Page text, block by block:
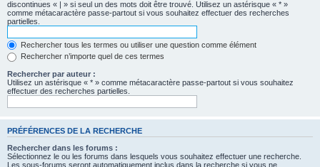
discontinues « | » si seul un des mots doit être trouvé. Utilisez un astérisque « * »
comme métacaractère passe-partout si vous souhaitez effectuer des recherches
partielles.
Rechercher tous les termes ou utiliser une question comme élément
Rechercher n’importe quel de ces termes
Rechercher par auteur :
Utilisez un astérisque « * » comme métacaractère passe-partout si vous souhaitez
effectuer des recherches partielles.
PRÉFÉRENCES DE LA RECHERCHE
Rechercher dans les forums :
Sélectionnez le ou les forums dans lesquels vous souhaitez effectuer une recherche.
Les sous-forums seront automatiquement inclus dans la recherche si vous ne